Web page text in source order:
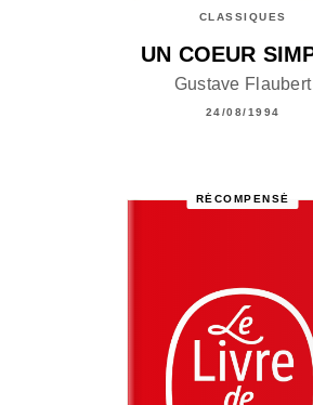
CLASSIQUES
UN COEUR
Gustave Flaubert
24/08/1994
RÉCOMPENSÉ